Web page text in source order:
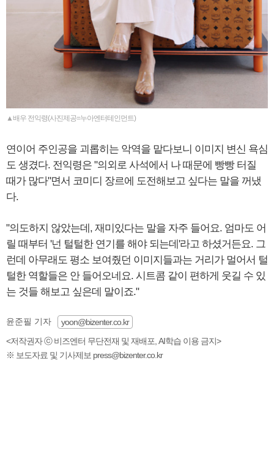
▲배우 전익령(사진제공=누아엔터테인먼트)
연이어 주인공을 괴롭히는 악역을 맡다보니 이미지 변신 욕심
도 생겼다. 전익령은 "의외로 사석에서 나 때문에 빵빵 터질
때가 많다"면서 코미디 장르에 도전해보고 싶다는 말을 꺼냈
다.
"의도하지 않았는데, 재미있다는 말을 자주 들어요. 엄마도 어
릴 때부터 '넌 털털한 연기를 해야 되는데'라고 하셨거든요. 그
런데 아무래도 평소 보여줬던 이미지들과는 거리가 멀어서 털
털한 역할들은 안 들어오네요. 시트콤 같이 편하게 웃길 수 있
는 것들 해보고 싶은데 말이죠."
윤준필 기자
yoon@bizenter.co.kr
<저작권자 ⓒ 비즈엔터 무단전재 및 재배포, AI학습 이용 금지>
※ 보도자료 및 기사제보 press@bizenter.co.kr